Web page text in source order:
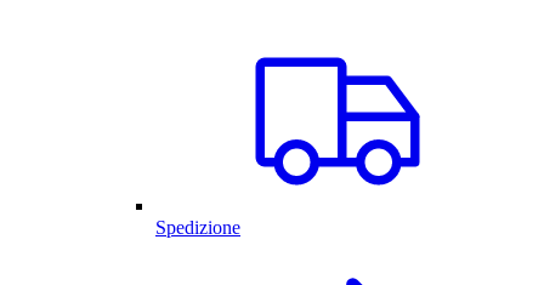
Spedizione